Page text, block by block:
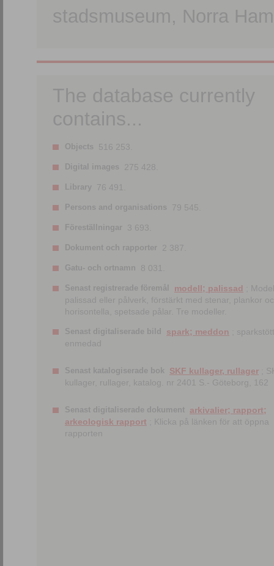
stadsmuseum, Norra
The database currently
contains...
Objects 516 253.
Digital images 275 428.
Library 76 491.
Persons and organisations 79 545.
Föreställningar 3 693.
Dokument och rapporter 2 387.
Gatu- och ortnamn 8 031.
Senast registrerade föremål modell; palissad
;
palissad eller pålverk, förstärkt med stenar, plankor
horisontella, spetsade pålar. Tre modeller.
Senast digitaliserade bild spark; meddon ;
enmedad
Senast katalogiserade bok SKF kullager, rullager ;
kullager, rullager, katalog. nr 2401 S.- Göteborg, 162
Senast digitaliserade dokument arkivalier; rapport;
arkeologisk rapport ; Klicka på länken för att öppna
rapporten